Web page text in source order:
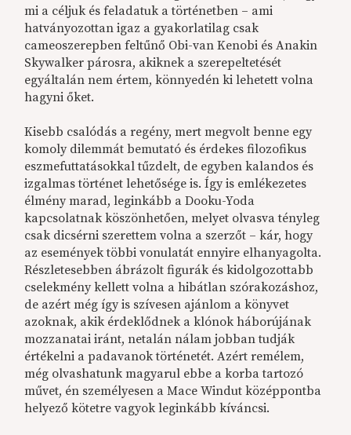
mi a céljuk és feladatuk a történetben – ami
hatványozottan igaz a gyakorlatilag csak
cameoszerepben feltűnő Obi-van Kenobi és Anakin
Skywalker párosra, akiknek a szerepeltetését
egyáltalán nem értem, könnyedén ki lehetett volna
hagyni őket.
Kisebb csalódás a regény, mert megvolt benne egy
komoly dilemmát bemutató és érdekes filozofikus
eszmefuttatásokkal tűzdelt, de egyben kalandos és
izgalmas történet lehetősége is. Így is emlékezetes
élmény marad, leginkább a Dooku-Yoda
kapcsolatnak köszönhetően, melyet olvasva tényleg
csak dicsérni szerettem volna a szerzőt – kár, hogy
az események többi vonulatát ennyire elhanyagolta.
Részletesebben ábrázolt figurák és kidolgozottabb
cselekmény kellett volna a hibátlan szórakozáshoz,
de azért még így is szívesen ajánlom a könyvet
azoknak, akik érdeklődnek a klónok háborújának
mozzanatai iránt, netalán nálam jobban tudják
értékelni a padavanok történetét. Azért remélem,
még olvashatunk magyarul ebbe a korba tartozó
művet, én személyesen a Mace Windut középpontba
helyező kötetre vagyok leginkább kíváncsi.